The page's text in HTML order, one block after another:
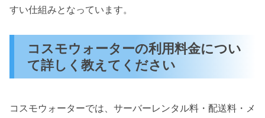
すい仕組みとなっています。
コスモウォーターの利用料金につい
て詳しく教えてください
コスモウォーターでは、サーバーレンタル料・配送料・メ